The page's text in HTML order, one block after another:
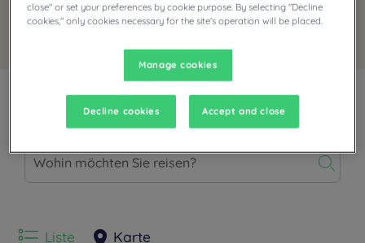
Featured hotels
Liste Karte
close" or set your preferences by cookie purpose. By selecting "Decline
cookies," only cookies necessary for the site's operation will be placed.
Manage cookies
Decline cookies Accept and close